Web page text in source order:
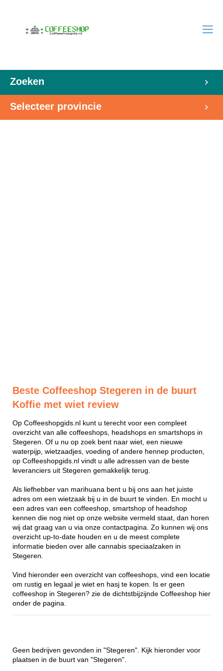
Zoeken
Selecteer provincie
Beste Coffeeshop Stegeren in de buurt
Koffie met wiet review
Op Coffeeshopgids.nl kunt u terecht voor een compleet
overzicht van alle coffeeshops, headshops en smartshops in
Stegeren. Of u nu op zoek bent naar wiet, een nieuwe
waterpijp, wietzaadjes, voeding of andere hennep producten,
op Coffeeshopgids.nl vindt u alle adressen van de beste
leveranciers uit Stegeren gemakkelijk terug.
Als liefhebber van marihuana bent u bij ons aan het juiste
adres om een wietzaak bij u in de buurt te vinden. En mocht u
een adres van een coffeeshop, smartshop of headshop
kennen die nog niet op onze website vermeld staat, dan horen
wij dat graag van u via onze contactpagina. Zo kunnen wij ons
overzicht up-to-date houden en u de meest complete
informatie bieden over alle cannabis speciaalzaken in
Stegeren.
Vind hieronder een overzicht van coffeeshops, vind een locatie
om rustig en legaal je wiet en hasj te kopen. Is er geen
coffeeshop in Stegeren? zie de dichtstbijzijnde Coffeeshop hier
onder de pagina.
Geen bedrijven gevonden in "Stegeren". Kijk hieronder voor
plaatsen in de buurt van "Stegeren".